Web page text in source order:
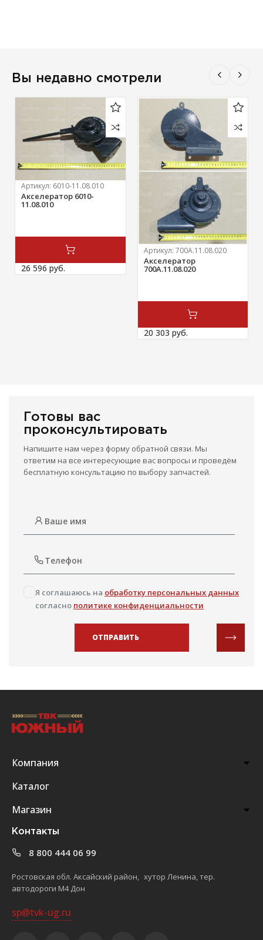
Вы недавно смотрели
Артикул: 6010-11.08.010
Акселератор 6010-
11.08.010
26 596 руб.
Артикул: 700А.11.08.020
Акселератор
700А.11.08.020
20 303 руб.
Готовы вас
проконсультировать
Напишите нам через форму обратной связи. Мы
ответим на все интересующие вас вопросы и проведём
бесплатную консультацию по выбору запчастей.
Я соглашаюсь на обработку персональных данных
согласно политике конфиденциальности
ОТПРАВИТЬ
Компания
Каталог
Магазин
Контакты
8 800 444 06 99
Ростовская обл. Аксайский район, хутор Ленина, тер.
автодороги М4 Дон
sp@tvk-ug.ru